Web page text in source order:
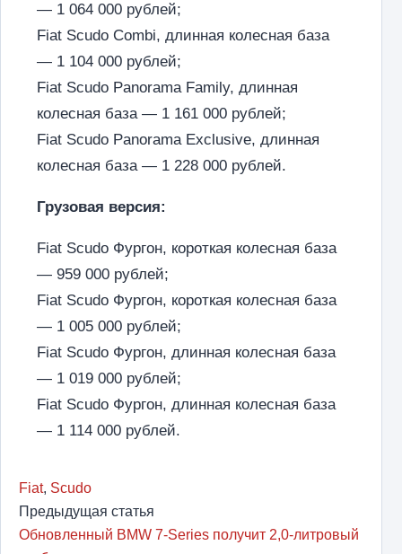
— 1 064 000 рублей;
Fiat Scudo Combi, длинная колесная база
— 1 104 000 рублей;
Fiat Scudo Panorama Family, длинная
колесная база — 1 161 000 рублей;
Fiat Scudo Panorama Exclusive, длинная
колесная база — 1 228 000 рублей.
Грузовая версия:
Fiat Scudo Фургон, короткая колесная база
— 959 000 рублей;
Fiat Scudo Фургон, короткая колесная база
— 1 005 000 рублей;
Fiat Scudo Фургон, длинная колесная база
— 1 019 000 рублей;
Fiat Scudo Фургон, длинная колесная база
— 1 114 000 рублей.
Fiat, Scudo
Предыдущая статья
Обновленный BMW 7-Series получит 2,0-литровый